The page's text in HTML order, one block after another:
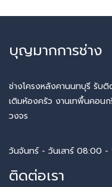
บุญมากการช่าง
ช่างโครงหลังคานนทบุรี รับ
เติมห้องครัว งานเทพื้นคอน
วงจร
วันจันทร์ - วันเสาร์ 08:00 -
ติดต่อเรา